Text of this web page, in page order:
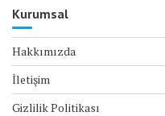
Kurumsal
Hakkımızda
İletişim
Gizlilik Politikası